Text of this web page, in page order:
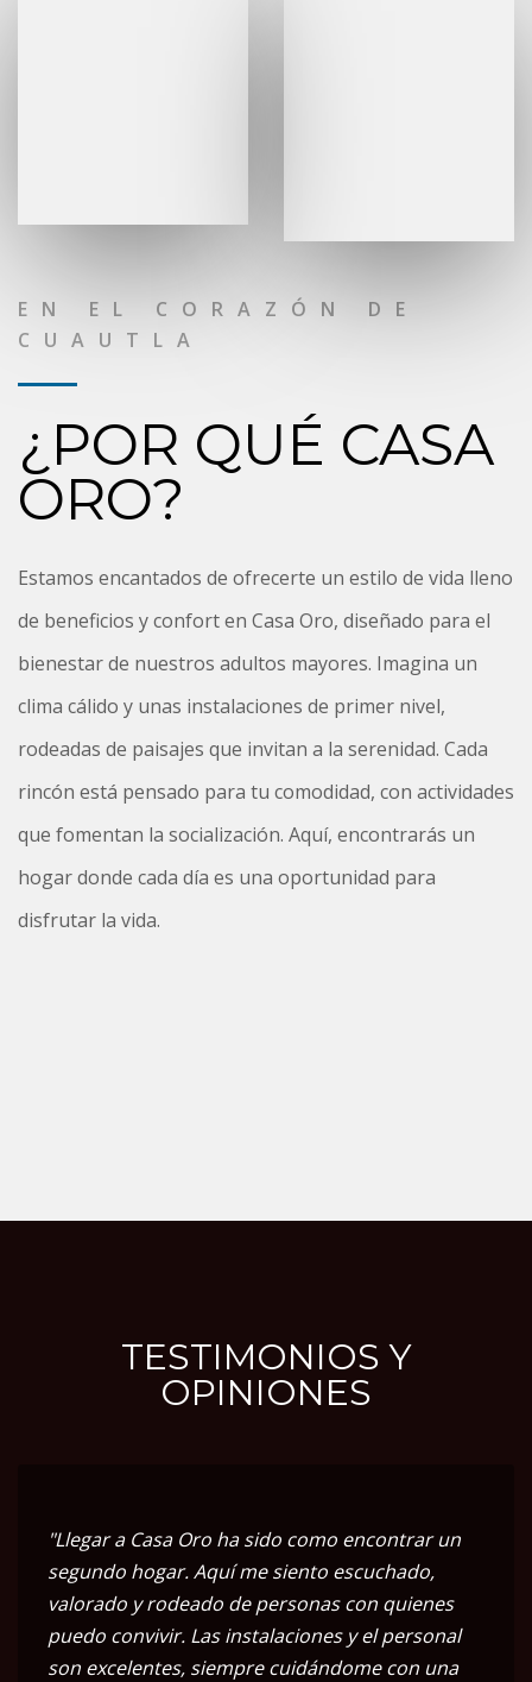
EN EL CORAZÓN DE
CUAUTLA
¿POR QUÉ CASA
ORO?
Estamos encantados de ofrecerte un estilo de vida lleno
de beneficios y confort en Casa Oro, diseñado para el
bienestar de nuestros adultos mayores. Imagina un
clima cálido y unas instalaciones de primer nivel,
rodeadas de paisajes que invitan a la serenidad. Cada
rincón está pensado para tu comodidad, con actividades
que fomentan la socialización. Aquí, encontrarás un
hogar donde cada día es una oportunidad para
disfrutar la vida.
TESTIMONIOS Y
OPINIONES
"Llegar a Casa Oro ha sido como encontrar un
segundo hogar. Aquí me siento escuchado,
valorado y rodeado de personas con quienes
puedo convivir. Las instalaciones y el personal
son excelentes, siempre cuidándome con una